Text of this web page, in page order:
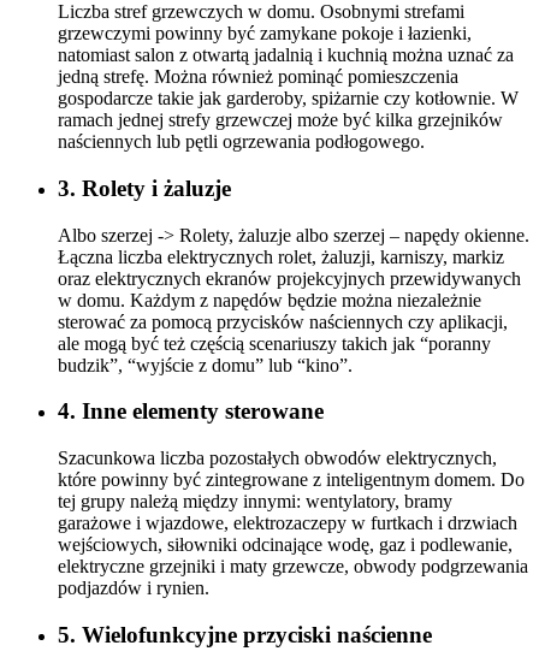
Liczba stref grzewczych w domu. Osobnymi strefami
grzewczymi powinny być zamykane pokoje i łazienki,
natomiast salon z otwartą jadalnią i kuchnią można uznać za
jedną strefę. Można również pominąć pomieszczenia
gospodarcze takie jak garderoby, spiżarnie czy kotłownie. W
ramach jednej strefy grzewczej może być kilka grzejników
naściennych lub pętli ogrzewania podłogowego.
3. Rolety i żaluzje
Albo szerzej -> Rolety, żaluzje albo szerzej – napędy okienne.
Łączna liczba elektrycznych rolet, żaluzji, karniszy, markiz
oraz elektrycznych ekranów projekcyjnych przewidywanych
w domu. Każdym z napędów będzie można niezależnie
sterować za pomocą przycisków naściennych czy aplikacji,
ale mogą być też częścią scenariuszy takich jak “poranny
budzik”, “wyjście z domu” lub “kino”.
4. Inne elementy sterowane
Szacunkowa liczba pozostałych obwodów elektrycznych,
które powinny być zintegrowane z inteligentnym domem. Do
tej grupy należą między innymi: wentylatory, bramy
garażowe i wjazdowe, elektrozaczepy w furtkach i drzwiach
wejściowych, siłowniki odcinające wodę, gaz i podlewanie,
elektryczne grzejniki i maty grzewcze, obwody podgrzewania
podjazdów i rynien.
5. Wielofunkcyjne przyciski naścienne